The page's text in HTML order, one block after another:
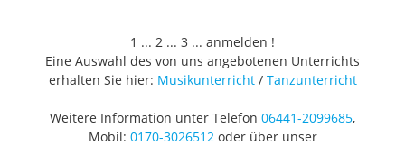
1 ... 2 ... 3 ... anmelden !
Eine Auswahl des von uns angebotenen Unterrichts
erhalten Sie hier: Musikunterricht/ Tanzunterricht
Weitere Information unter Telefon 06441-2099685,
Mobil: 0170-3026512oder über unser